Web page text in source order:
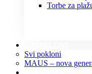
Torbe za
Svi pokloni
MAUS – nova